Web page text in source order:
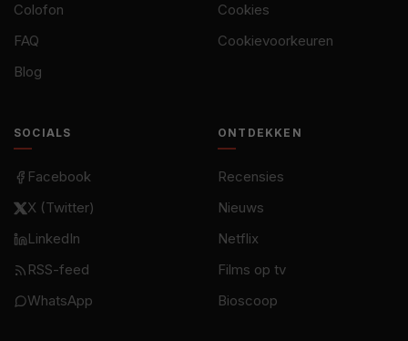
Colofon
FAQ
Blog
Cookies
Cookievoorkeuren
SOCIALS
Facebook
X (Twitter)
LinkedIn
RSS-feed
WhatsApp
ONTDEKKEN
Recensies
Nieuws
Netflix
Films op tv
Bioscoop